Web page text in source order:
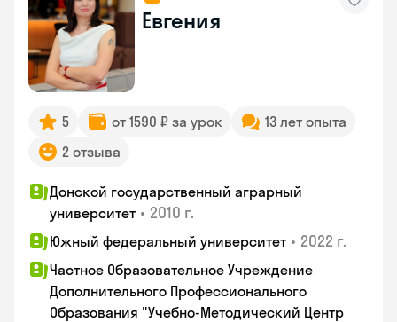
Евгения
5 от 1590 ₽ за урок
13 лет опыта
2 отзыва
Донской государственный аграрный
университет • 2010 г.
Южный федеральный университет • 2022 г.
Частное Образовательное Учреждение
Дополнительного Профессионального
Образования "Учебно-Методический Центр